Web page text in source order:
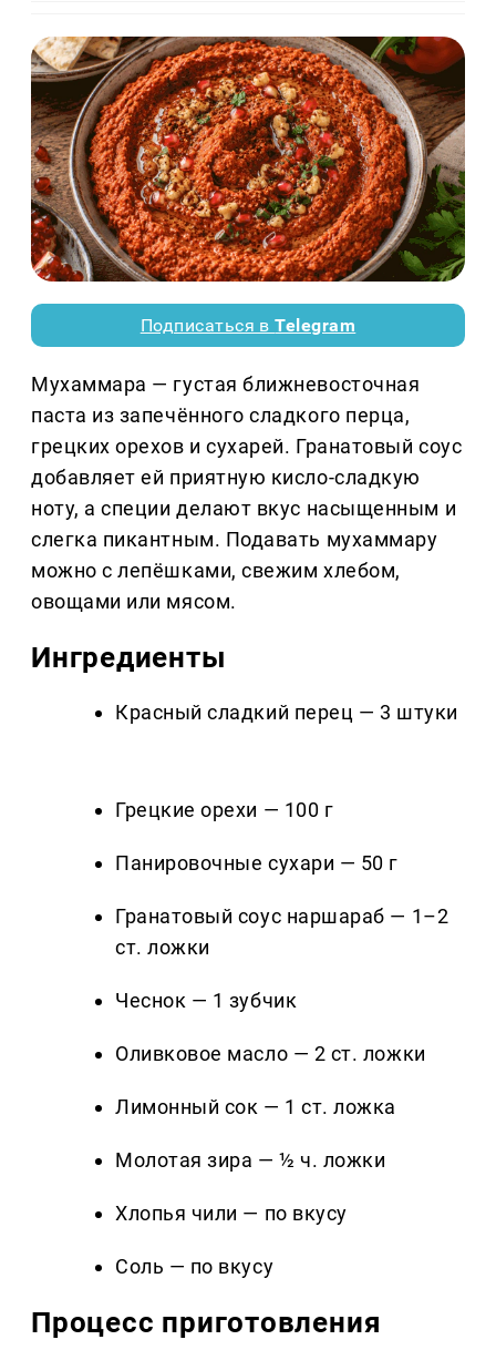
Подписаться вTelegram
Мухаммара — густая ближневосточная
паста из запечённого сладкого перца,
грецких орехов и сухарей. Гранатовый соус
добавляет ей приятную кисло-сладкую
ноту, а специи делают вкус насыщенным и
слегка пикантным. Подавать мухаммару
можно с лепёшками, свежим хлебом,
овощами или мясом.
Ингредиенты
Красный сладкий перец — 3 штуки
Грецкие орехи — 100 г
Панировочные сухари — 50 г
Гранатовый соус наршараб — 1–2
ст. ложки
Чеснок — 1 зубчик
Оливковое масло — 2 ст. ложки
Лимонный сок — 1 ст. ложка
Молотая зира — ½ ч. ложки
Хлопья чили — по вкусу
Соль — по вкусу
Процесс приготовления